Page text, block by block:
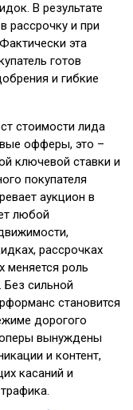
В результате
рассрочку и при
эта
готов
и гибкие
стоимости лида
офферы, это –
ключевой ставки и
покупателя
аукцион в
любой
рассрочках
меняется роль
Без сильной
становится
дорогого
вынуждены
и контент,
касаний и